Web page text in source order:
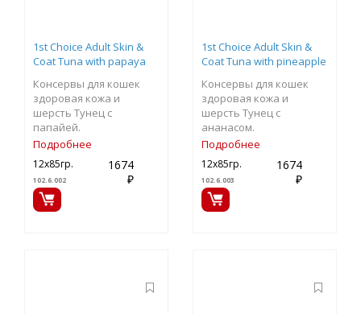
1st Choice Adult Skin &
Coat Tuna with papaya
Консервы для кошек
здоровая кожа и
шерсть Тунец c
папайей.
Подробнее
12х85гр.
102.6.002
1674
₽
1st Choice Adult Skin &
Coat Tuna with pineapple
Консервы для кошек
здоровая кожа и
шерсть Тунец с
ананасом.
Подробнее
12х85гр.
102.6.003
1674
₽